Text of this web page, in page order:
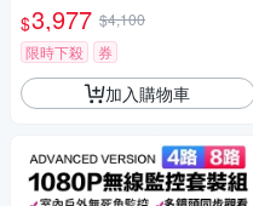
$3,977 $4,100
限時下殺
券
加入購物車